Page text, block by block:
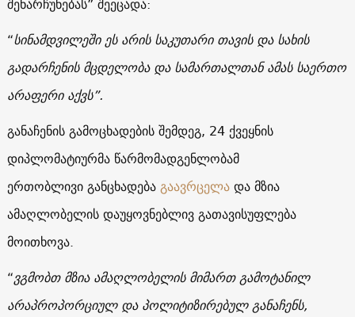
“სინამდვილეში ეს არის საკუთარი თავის და სახის
გადარჩენის მცდელობა და სამართალთან ამას საერთო
არაფერი აქვს”.
განაჩენის გამოცხადების შემდეგ, 24 ქვეყნის
დიპლომატიურმა წარმომადგენლობამ
ერთობლივი განცხადებაგაავრცელადა მზია
ამაღლობელის დაუყოვნებლივ გათავისუფლება
მოითხოვა.
“ვგმობთ მზია ამაღლობელის მიმართ გამოტანილ
არაპროპორციულ და პოლიტიზირებულ განაჩენს,